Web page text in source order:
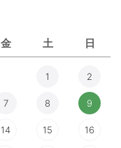
金 土 日
1 2
7 8 9
14 15 16